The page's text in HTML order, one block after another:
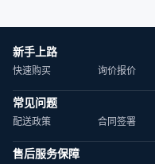
新手上路
快速购买 询价报价
常见问题
配送政策 合同签署
售后服务保障